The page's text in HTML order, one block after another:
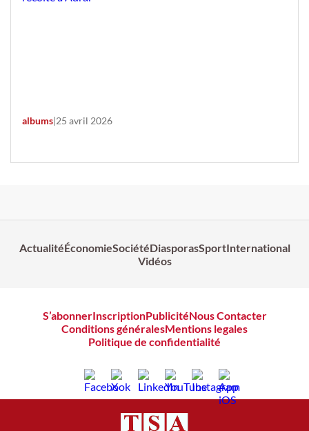
albums|25 avril 2026
ActualitéÉconomieSociétéDiasporasSportInternational
Vidéos
S’abonnerInscriptionPublicitéNous Contacter
Conditions généralesMentions legales
Politique de confidentialité